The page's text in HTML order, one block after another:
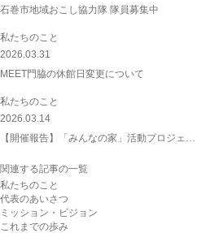
石巻市地域おこし協力隊 隊員募集中
私たちのこと
2026.03.31
MEET門脇の休館日変更について
私たちのこと
2026.03.14
【開催報告】「みんなの家」活動プロジェ…
関連する記事の一覧
私たちのこと
代表のあいさつ
ミッション・ビジョン
これまでの歩み